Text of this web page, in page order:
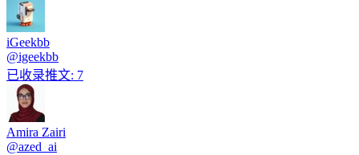
iGeekbb
@igeekbb
已收录推文: 7
Amira Zairi
@azed_ai